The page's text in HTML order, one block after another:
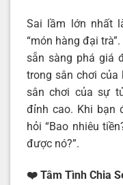
Sai lầm lớn nhất
“món hàng đại
sẵn sàng phá giá
trong sân chơi của
sân chơi của sự
đỉnh cao. Khi bạn
hỏi “Bao nhiêu
được nó?”.
❤️ Tâm Tình Chia